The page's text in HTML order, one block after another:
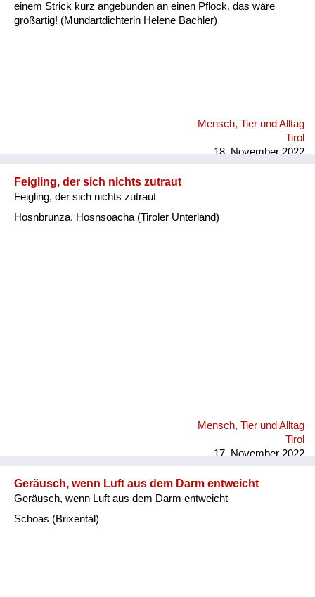
einem Strick kurz angebunden an einen Pflock, das wäre
großartig! (Mundartdichterin Helene Bachler)
Mensch, Tier und Alltag
Tirol
18. November 2022
Feigling, der sich nichts zutraut
Feigling, der sich nichts zutraut
Hosnbrunza, Hosnsoacha (Tiroler Unterland)
Mensch, Tier und Alltag
Tirol
17. November 2022
Geräusch, wenn Luft aus dem Darm entweicht
Geräusch, wenn Luft aus dem Darm entweicht
Schoas (Brixental)